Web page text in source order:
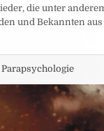
die unter
und Bekannten